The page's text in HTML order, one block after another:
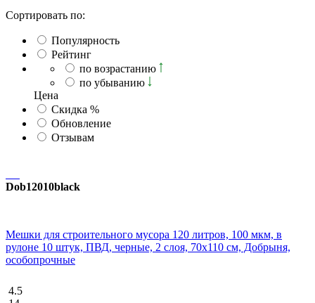
Сортировать по:
Популярность
Рейтинг
по возрастанию
по убыванию
Ценa
Скидка %
Обновление
Отзывам
Dob12010black
Мешки для строительного мусора 120 литров, 100 мкм, в
рулоне 10 штук, ПВД, черные, 2 слоя, 70x110 см, Добрыня,
особопрочные
4.5